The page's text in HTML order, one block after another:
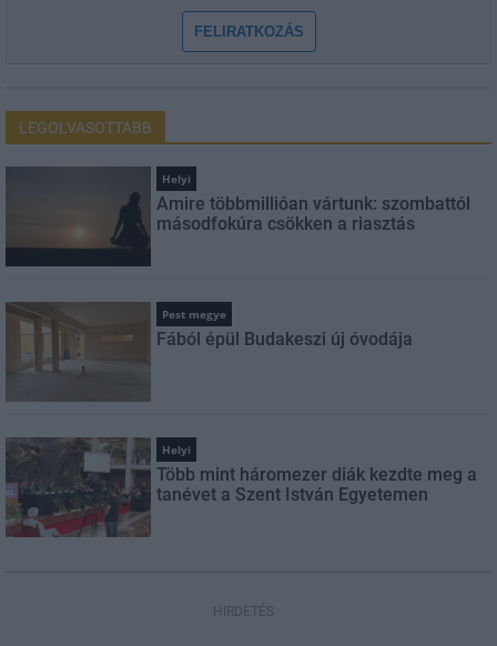
FELIRATKOZÁS
LEGOLVASOTTABB
Helyi
Amire többmillióan vártunk: szombattól
másodfokúra csökken a riasztás
Pest megye
Fából épül Budakeszi új óvodája
Helyi
Több mint háromezer diák kezdte meg a
tanévet a Szent István Egyetemen
HIRDETÉS